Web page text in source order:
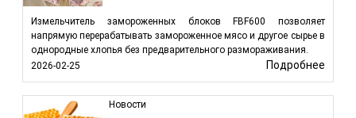
Измельчитель замороженных блоков FBF600 позволяет
напрямую перерабатывать замороженное мясо и другое сырье в
однородные хлопья без предварительного размораживания.
2026-02-25
Подробнее
Новости